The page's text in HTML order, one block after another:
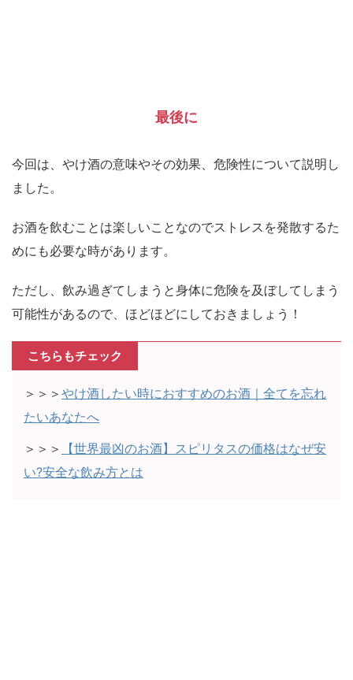
最後に
今回は、やけ酒の意味やその効果、危険性について説明し
ました。
お酒を飲むことは楽しいことなのでストレスを発散するた
めにも必要な時があります。
ただし、飲み過ぎてしまうと身体に危険を及ぼしてしまう
可能性があるので、ほどほどにしておきましょう！
こちらもチェック
＞＞＞ やけ酒したい時におすすめのお酒｜全てを忘れ
たいあなたへ
＞＞＞
【世界最凶のお酒】スピリタスの価格はなぜ安
い?安全な飲み方とは